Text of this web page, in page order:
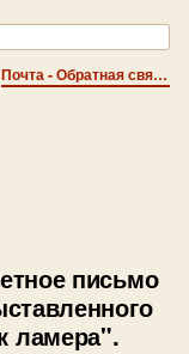
Почта - Обратная связь: ответное письмо Alex'а из Нижнего Тагила, выставленного в прошлом номере в "Уголок ламера".
письмо
ламера".